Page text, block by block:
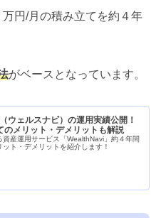
円/月の積み立てを約４年
がベースとなっています。
ウェルスナビ）の運用実績公開！
のメリット・デメリットも解説
資産運用サービス「WealthNavi」約４年間
ト・デメリットを紹介します！